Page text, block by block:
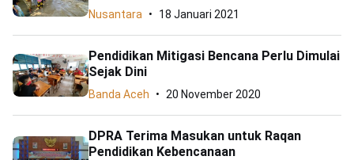
Nusantara 18 Januari 2021
Pendidikan Mitigasi Bencana Perlu Dimulai
Sejak Dini
Banda Aceh 20 November 2020
DPRA Terima Masukan untuk Raqan
Pendidikan Kebencanaan